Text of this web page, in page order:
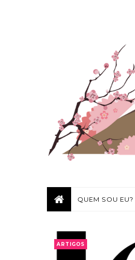
QUEM SOU EU?
ARTIGOS